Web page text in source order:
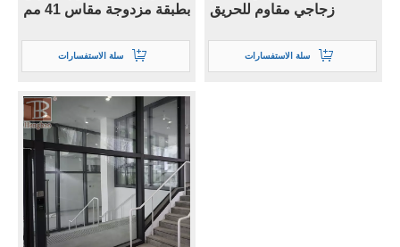
بطبقة مزدوجة مقاس 41 مم
سلة الاستفسارات
زجاجي مقاوم للحريق
سلة الاستفسارات